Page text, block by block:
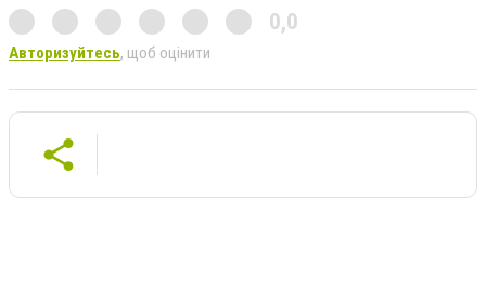
0,0
Авторизуйтесь, щоб оцінити